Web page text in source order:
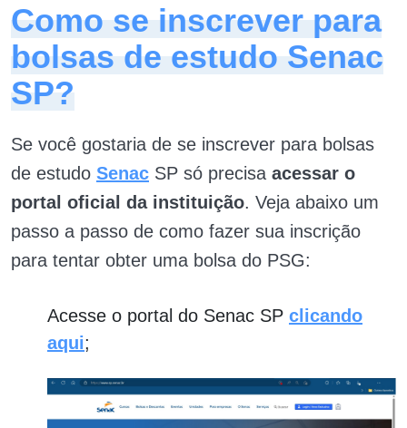
Como se inscrever para
bolsas de estudo Senac
SP?
Se você gostaria de se inscrever para bolsas
de estudo Senac SP só precisa acessar o
portal oficial da instituição. Veja abaixo um
passo a passo de como fazer sua inscrição
para tentar obter uma bolsa do PSG:
Acesse o portal do Senac SP clicando
aqui;